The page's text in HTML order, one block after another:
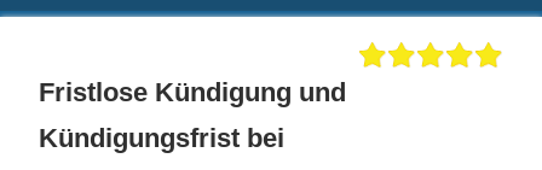
Fristlose Kündigung und
Kündigungsfrist bei